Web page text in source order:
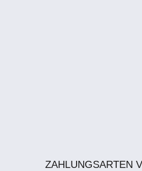
ZAHLUNGSARTEN